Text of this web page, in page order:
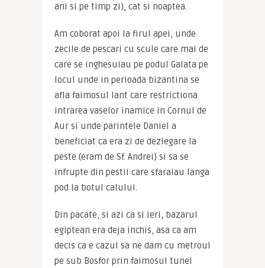
ani si pe timp zi), cat si noaptea.
Am coborat apoi la firul apei, unde
zecile de pescari cu scule care mai de
care se inghesuiau pe podul Galata pe
locul unde in perioada bizantina se
afla faimosul lant care restrictiona
intrarea vaselor inamice in Cornul de
Aur si unde parintele Daniel a
beneficiat ca era zi de dezlegare la
peste (eram de Sf. Andrei) si sa se
infrupte din pestii care sfaraiau langa
pod la botul calului.
Din pacate, si azi ca si ieri, bazarul
egiptean era deja inchis, asa ca am
decis ca e cazul sa ne dam cu metroul
pe sub Bosfor prin faimosul tunel